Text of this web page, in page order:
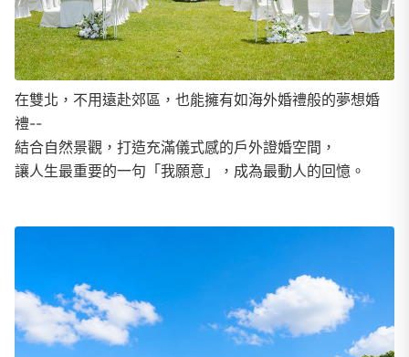
在雙北，不用遠赴郊區，也能擁有如海外婚禮般的夢想婚
禮--
結合自然景觀，打造充滿儀式感的戶外證婚空間，
讓人生最重要的一句「我願意」，成為最動人的回憶。